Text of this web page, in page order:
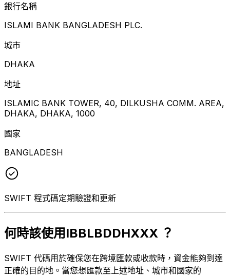
銀行名稱
ISLAMI BANK BANGLADESH PLC.
城市
DHAKA
地址
ISLAMIC BANK TOWER, 40, DILKUSHA COMM. AREA,
DHAKA, DHAKA, 1000
國家
BANGLADESH
SWIFT 程式碼定期驗證和更新
何時該使用IBBLBDDHXXX ？
SWIFT 代碼用於確保您在跨境匯款或收款時，資金能夠到達
正確的目的地。當您想匯款至上述地址、城市和國家的